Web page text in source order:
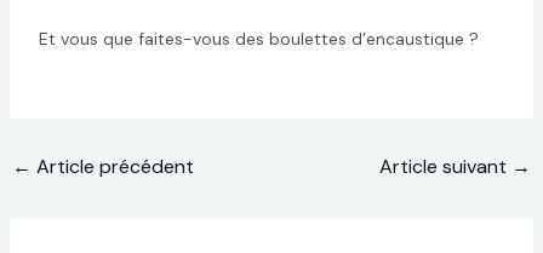
Et vous que faites-vous des boulettes d’encaustique ?
← Article précédent Article suivant →